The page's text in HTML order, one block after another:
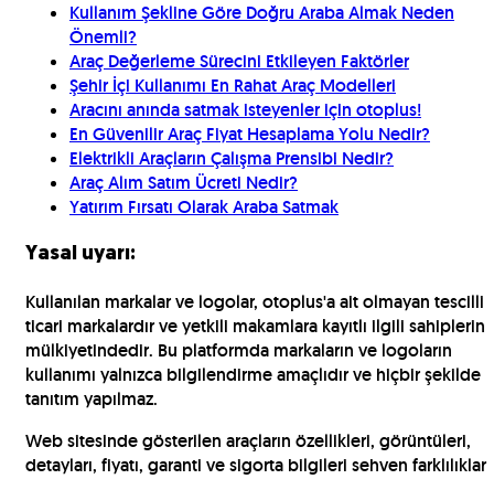
Kullanım Şekline Göre Doğru Araba Almak Neden
Önemli?
Araç Değerleme Sürecini Etkileyen Faktörler
Şehir İçi Kullanımı En Rahat Araç Modelleri
Aracını anında satmak isteyenler için otoplus!
En Güvenilir Araç Fiyat Hesaplama Yolu Nedir?
Elektrikli Araçların Çalışma Prensibi Nedir?
Araç Alım Satım Ücreti Nedir?
Yatırım Fırsatı Olarak Araba Satmak
Yasal uyarı:
Kullanılan markalar ve logolar, otoplus'a ait olmayan tescilli
ticari markalardır ve yetkili makamlara kayıtlı ilgili sahiplerin
mülkiyetindedir. Bu platformda markaların ve logoların
kullanımı yalnızca bilgilendirme amaçlıdır ve hiçbir şekilde
tanıtım yapılmaz.
Web sitesinde gösterilen araçların özellikleri, görüntüleri,
detayları, fiyatı, garanti ve sigorta bilgileri sehven farklılıklar